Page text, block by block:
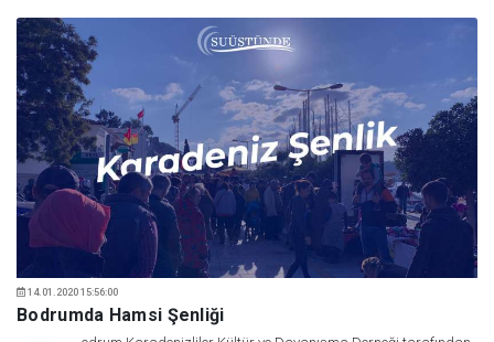
14.01.2020 15:56:00
Bodrumda Hamsi Şenliği